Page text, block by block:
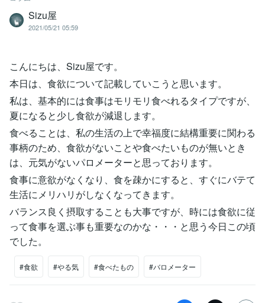
Sizu屋
2021/05/21 05:59
こんにちは、Sizu屋です。
本日は、食欲について記載していこうと思います。
私は、基本的には食事はモリモリ食べれるタイプですが、
夏になると少し食欲が減退します。
食べることは、私の生活の上で幸福度に結構重要に関わる
事柄のため、食欲がないことや食べたいものが無いとき
は、元気がないパロメーターと思っております。
食事に意欲がなくなり、食を疎かにすると、すぐにバテて
生活にメリハリがしなくなってきます。
バランス良く摂取することも大事ですが、時には食欲に従
って食事を選ぶ事も重要なのかな・・・と思う今日この頃
でした。
#食欲 #やる気 #食べたもの #バロメーター